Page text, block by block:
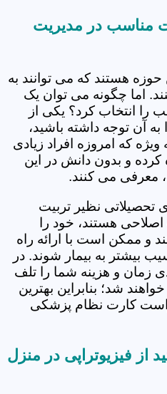
مناسب در مدیریت
هستند که می توانند به
اما چگونه می توان یک
انتخاب کرد؟ یکی از
به آن توجه داشته باشید،
که امروزه افراد زیادی
و بدون دانش در این
معرفی می کنند.
تحصیلاتی نظیر تربیت
هستند، خود را
و ممکن است با ارائه راه
بیشتر به بیمار شوند. در
زمان و هزینه شما را تلف
شد؛ بنابراین بهترین
کارت نظام پزشکی
از فیزیوتراپی در منزل